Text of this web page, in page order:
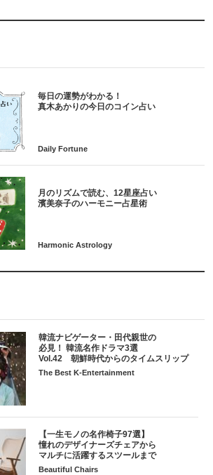
毎日の運勢がわかる！
月のリズムで読む、12星座占い
韓流ナビゲーター・田代親世の
必見！ 韓流名作ドラマ3選
Vol.42 朝鮮時代からのタイムスリップ
The Best K-Entertainment
【一生モノの名作椅子97選】
憧れのデザイナーズチェアから
マルチに活躍するスツールまで
Beautiful Chairs